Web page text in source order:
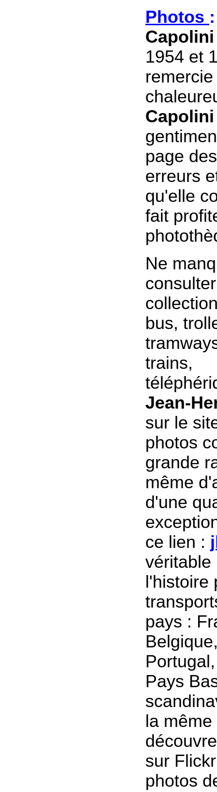
Photos :
1954 et
Capolini
page
erreurs
qu'elle
fait
Ne
bus,
trains,
Jean-
sur le
photos
grande
même
d'une
ce lien :
véritable
l'histoire
pays :
Pays
la
sur
photos